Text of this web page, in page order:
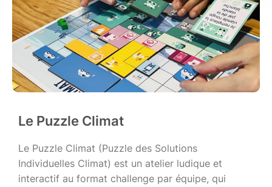
Le Puzzle Climat
Le Puzzle Climat (Puzzle des Solutions
Individuelles Climat) est un atelier ludique et
interactif au format challenge par équipe, qui